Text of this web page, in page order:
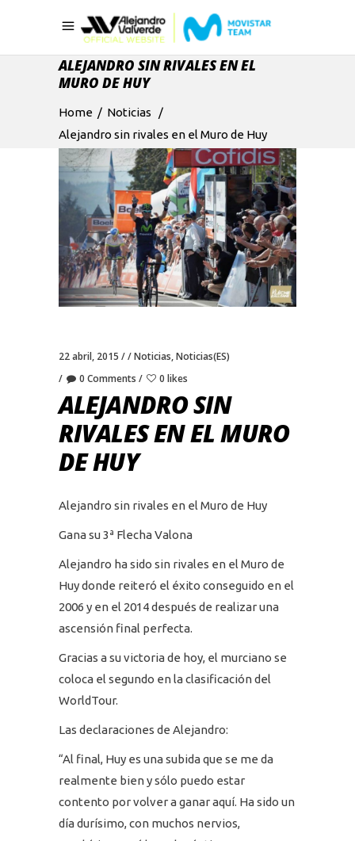
ALEJANDRO SIN RIVALES EN EL
MURO DE HUY
Home / Noticias
/
Alejandro sin rivales en el Muro de Huy
22 abril, 2015 Noticias,Noticias(ES)
0 Comments
0 likes
ALEJANDRO SIN
RIVALES EN EL MURO
DE HUY
Alejandro sin rivales en el Muro de Huy
Gana su 3ª Flecha Valona
Alejandro ha sido sin rivales en el Muro de
Huy donde reiteró el éxito conseguido en el
2006 y en el 2014 después de realizar una
ascensión final perfecta.
Gracias a su victoria de hoy, el murciano se
coloca el segundo en la clasificación del
WorldTour.
Las declaraciones de Alejandro:
“Al final, Huy es una subida que se me da
realmente bien y sólo puedo estar
contento por volver a ganar aquí. Ha sido un
día durísimo, con muchos nervios,